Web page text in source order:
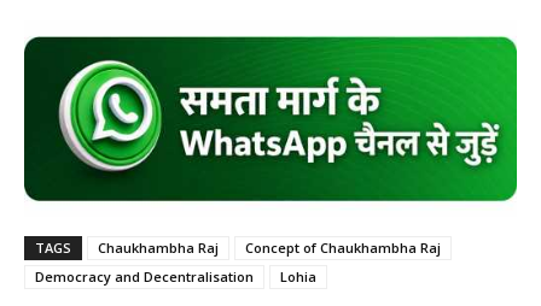
TAGS Chaukhambha Raj
Concept of Chaukhambha Raj
Democracy and Decentralisation
Lohia